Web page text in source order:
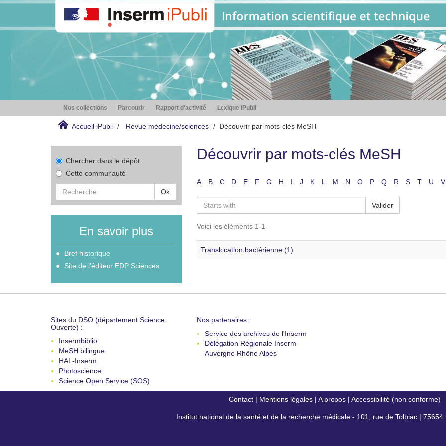
Nos collections Parcourir Rapport d'activité Lexique iPubli
Accueil iPubli Revue médecine/sciences Découvrir par mots-clés MeSH
Chercher dans le dépôt
Cette communauté
Ok
En savoir plus
Bref historique
Site de l'éditeur EDP Sciences
Découvrir par mots-clés MeSH
A B C D E F G H I J K L M N O P Q R S T U V
Valider
Voici les éléments 1-1
Translocation bactérienne (1)
Sites du DSO (département Science
Ouverte) :
Insermbiblio
MeSH bilingue
HAL-Inserm
Photoscience
Science Open Service (SOS)
Nos partenaires :
Service des archives de l'Inserm
Délégation Régionale Inserm
Auvergne Rhône Alpes
Contact| Mentions légales| A propos| Accessibilité (non conforme)
Institut national de la santé et de la recherche médicale - 101, rue de Tolbiac | 75654